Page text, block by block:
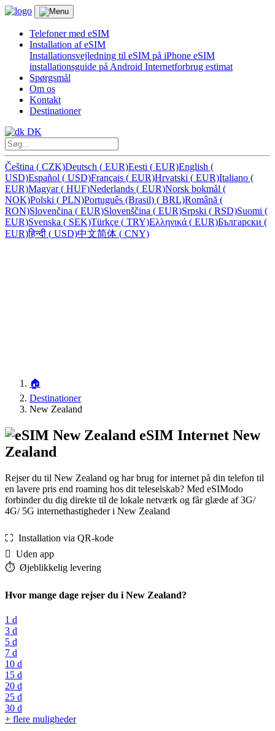
Telefoner med eSIM
Installation af eSIM
Installationsvejledning til eSIM på iPhone eSIM
installationsguide på Android Internetforbrug estimat
Spørgsmål
Om os
Kontakt
Destinationer
DK
Čeština ( CZK)Deutsch ( EUR)Eesti ( EUR)English (
USD)Español ( USD)Français ( EUR)Hrvatski ( EUR)Italiano (
EUR)Magyar( HUF)Nederlands ( EUR)Norsk bokmål (
NOK)Polski ( PLN)Português (Brasil) ( BRL)Română (
RON)Slovenčina ( EUR)Slovenščina ( EUR)Srpski ( RSD)Suomi (
EUR)Svenska ( SEK)Türkçe ( TRY)Ελληνικά ( EUR)Български (
EUR)हिन्दी ( USD)中文简体 ( CNY)
🏠
Destinationer
New Zealand
eSIM Internet New
Zealand
Rejser du til New Zealand og har brug for internet på din telefon til
en lavere pris end roaming hos dit teleselskab? Med eSIModo
forbinder du dig direkte til de lokale netværk og får glæde af 3G/
4G/ 5G internethastigheder i New Zealand
⛶️️ Installation via QR-kode
️ Uden app
⏱️️ Øjeblikkelig levering
Hvor mange dage rejser du i New Zealand?
1 d
3 d
5 d
7 d
10 d
15 d
20 d
25 d
30 d
+ flere muligheder